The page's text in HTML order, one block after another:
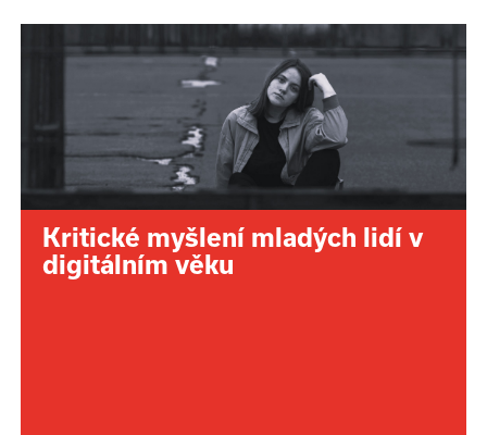
Kritické myšlení mladých lidí v
digitálním věku